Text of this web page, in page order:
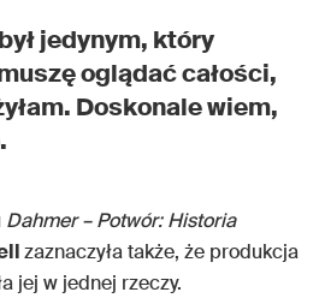
jedynym, który
oglądać całości,
Doskonale wiem,
Dahmer – Potwór: Historia
zaznaczyła także, że produkcja
jej w jednej rzeczy.